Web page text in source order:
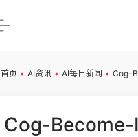
首页 • AI资讯 • AI每日新闻 • Cog-
Cog-Become-